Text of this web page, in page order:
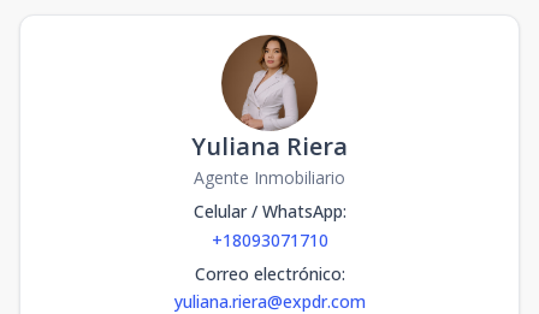
Yuliana Riera
Agente Inmobiliario
Celular / WhatsApp:
+18093071710
Correo electrónico:
yuliana.riera@expdr.com